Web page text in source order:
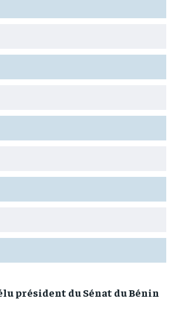
président du Sénat du Bénin